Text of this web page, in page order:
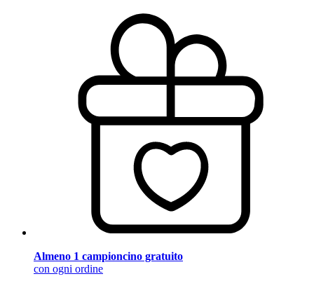
Almeno 1 campioncino gratuito
con ogni ordine